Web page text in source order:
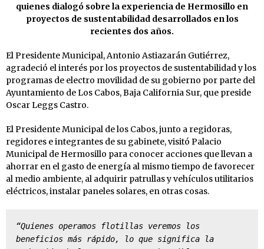
quienes dialogó sobre la experiencia de Hermosillo en
proyectos de sustentabilidad desarrollados en los
recientes dos años.
El Presidente Municipal, Antonio Astiazarán Gutiérrez,
agradeció el interés por los proyectos de sustentabilidad y los
programas de electro movilidad de su gobierno por parte del
Ayuntamiento de Los Cabos, Baja California Sur, que preside
Oscar Leggs Castro.
El Presidente Municipal de los Cabos, junto a regidoras,
regidores e integrantes de su gabinete, visitó Palacio
Municipal de Hermosillo para conocer acciones que llevan a
ahorrar en el gasto de energía al mismo tiempo de favorecer
al medio ambiente, al adquirir patrullas y vehículos utilitarios
eléctricos, instalar paneles solares, en otras cosas.
“Quienes operamos flotillas veremos los
beneficios más rápido, lo que significa la